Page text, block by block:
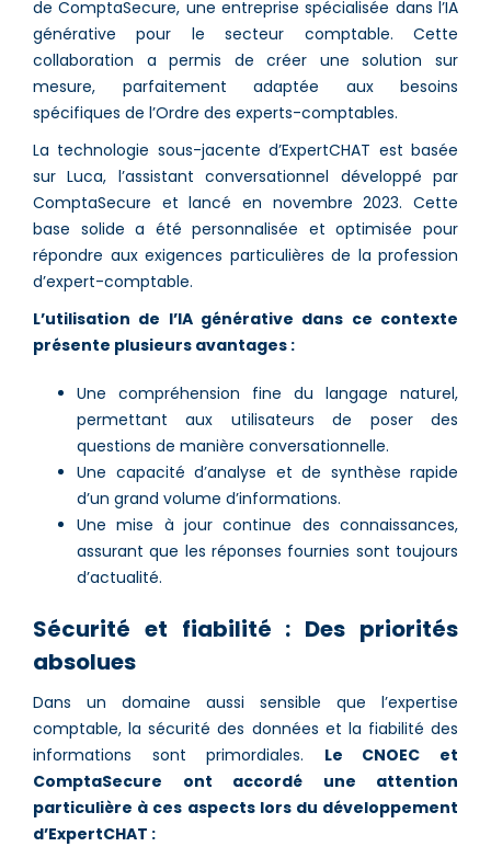
de ComptaSecure, une entreprise spécialisée dans l’IA
générative pour le secteur comptable. Cette
collaboration a permis de créer une solution sur
mesure, parfaitement adaptée aux besoins
spécifiques de l’Ordre des experts-comptables.
La technologie sous-jacente d’ExpertCHAT est basée
sur Luca, l’assistant conversationnel développé par
ComptaSecure et lancé en novembre 2023. Cette
base solide a été personnalisée et optimisée pour
répondre aux exigences particulières de la profession
d’expert-comptable.
L’utilisation de l’IA générative dans ce contexte
présente plusieurs avantages :
Une compréhension fine du langage naturel,
permettant aux utilisateurs de poser des
questions de manière conversationnelle.
Une capacité d’analyse et de synthèse rapide
d’un grand volume d’informations.
Une mise à jour continue des connaissances,
assurant que les réponses fournies sont toujours
d’actualité.
Sécurité et fiabilité : Des priorités
absolues
Dans un domaine aussi sensible que l’expertise
comptable, la sécurité des données et la fiabilité des
informations sont primordiales. Le CNOEC et
ComptaSecure ont accordé une attention
particulière à ces aspects lors du développement
d’ExpertCHAT :